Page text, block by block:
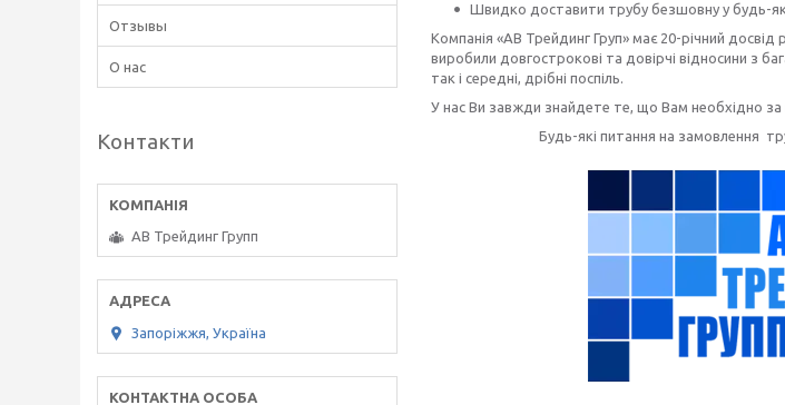
Швидко доставити трубу безшовну у будь-
Компанія «АВ Трейдинг Груп» має 20-річний
виробили довгострокові та довірчі відносини з
так і середні, дрібні поспіль.
У нас Ви завжди знайдете те, що Вам необхідно
Будь-які питання на замовлення
Отзывы
О нас
Контакти
АВ Трейдинг Групп
Запоріжжя, Україна